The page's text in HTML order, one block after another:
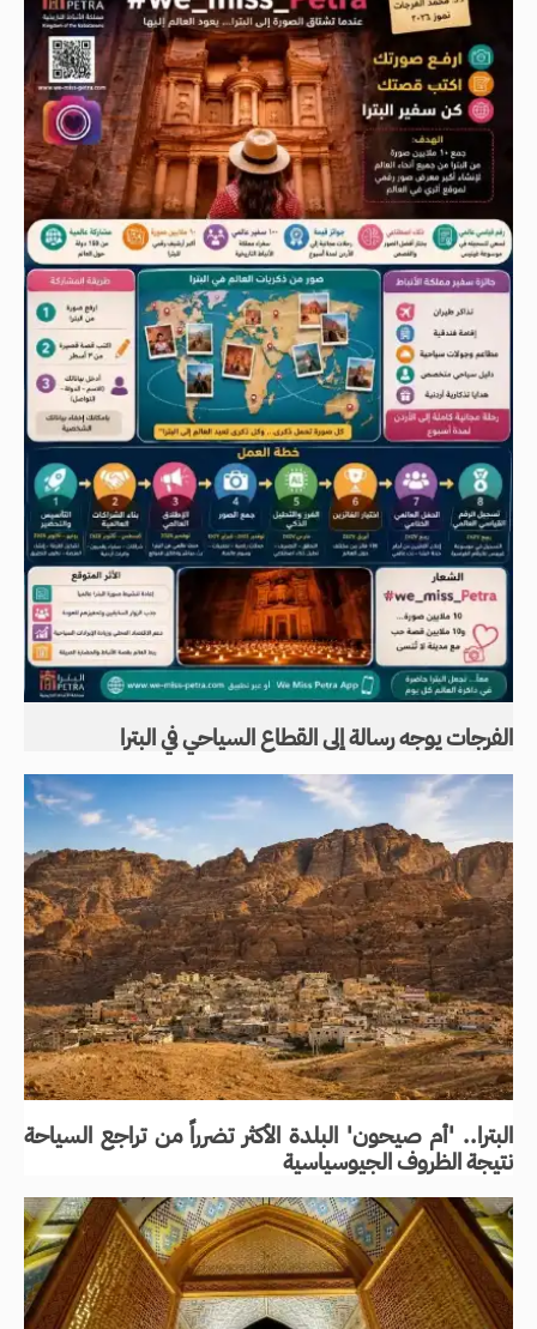
الفرجات يوجه رسالة إلى القطاع السياحي في البترا
البترا.. 'أم صيحون' البلدة الأكثر تضرراً من تراجع السياحة
نتيجة الظروف الجيوسياسية